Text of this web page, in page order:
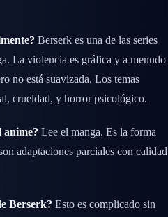
Berserk es una de las series
La violencia es gráfica y a menudo
no está suavizada. Los temas
crueldad, y horror psicológico.
anime? Lee el manga. Es la forma
adaptaciones parciales con calidad
Berserk? Esto es complicado sin